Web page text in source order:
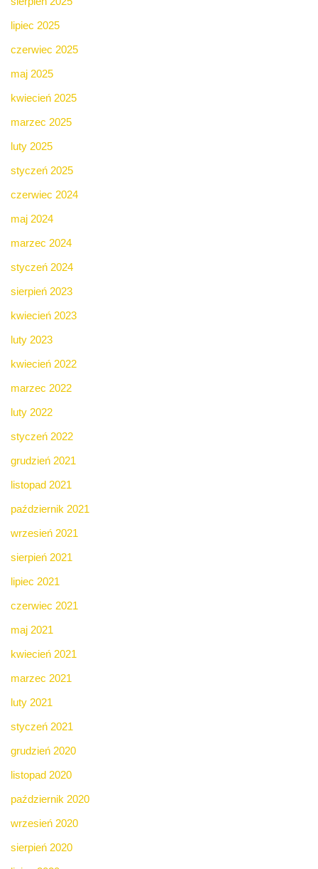
lipiec 2025
czerwiec 2025
maj 2025
kwiecień 2025
marzec 2025
luty 2025
styczeń 2025
czerwiec 2024
maj 2024
marzec 2024
styczeń 2024
sierpień 2023
kwiecień 2023
luty 2023
kwiecień 2022
marzec 2022
luty 2022
styczeń 2022
grudzień 2021
listopad 2021
październik 2021
wrzesień 2021
sierpień 2021
lipiec 2021
czerwiec 2021
maj 2021
kwiecień 2021
marzec 2021
luty 2021
styczeń 2021
grudzień 2020
listopad 2020
październik 2020
wrzesień 2020
sierpień 2020